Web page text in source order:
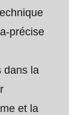
précise
dans la
et la